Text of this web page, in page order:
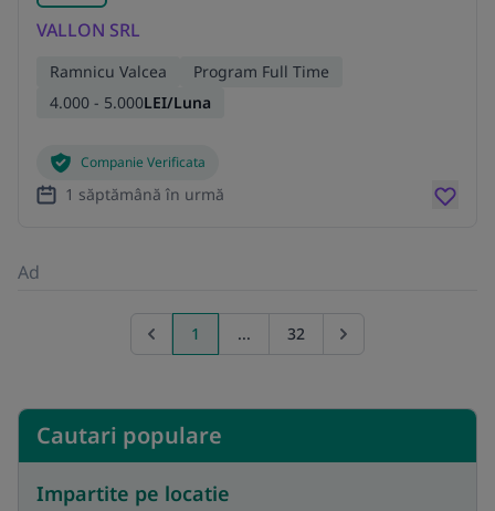
VALLON SRL
Ramnicu Valcea
Program Full Time
4.000 - 5.000LEI/Luna
Companie Verificata
1 săptămână în urmă
Ad
Previous page
1 ... 32 Go to next page
Cautari populare
Impartite pe locatie